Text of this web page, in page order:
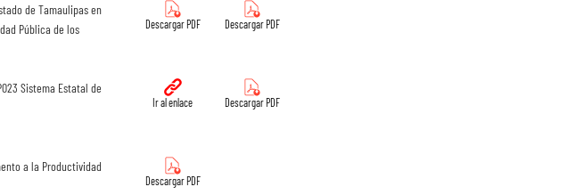
de Tamaulipas en
Pública de los
Descargar PDF Descargar PDF
Sistema Estatal de
Ir al enlace Descargar PDF
a la Productividad
Descargar PDF